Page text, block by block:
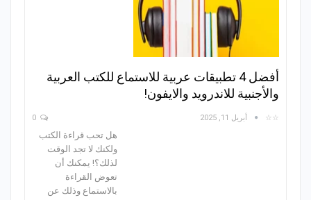
أفضل 4 تطبيقات عربية للاستماع للكتب العربية
والأجنبية للاندرويد والايفون!
☆☆ أبريل 11, 2025
هل تحب قراءة الكتب
ولكنك لا تجد الوقت
لذلك؟! يمكنك أن
تعوض القراءة
بالاستماع وذلك عن